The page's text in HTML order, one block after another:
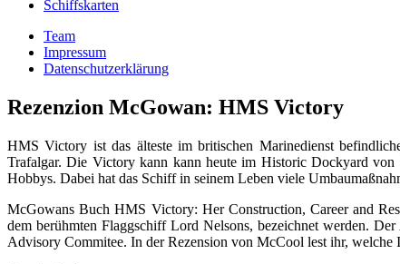
Schiffskarten
Team
Impressum
Datenschutzerklärung
Rezenzion McGowan: HMS Victory
HMS Victory ist das älteste im britischen Marinedienst
Trafalgar. Die Victory kann kann heute im Historic Dockyard
Hobbys. Dabei hat das Schiff in seinem Leben viele
McGowans Buch HMS Victory: Her Construction, Career and
dem berühmten Flaggschiff Lord Nelsons, bezeichnet werden.
Advisory Commitee. In der Rezension von McCool lest ihr,